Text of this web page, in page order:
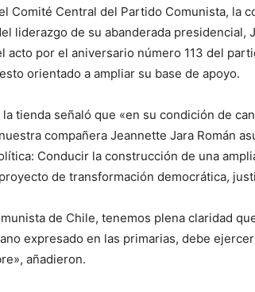
Comité Central del Partido Comunista, la
liderazgo de su abanderada presidencial,
acto por el aniversario número 113 del
orientado a ampliar su base de apoyo.
la tienda señaló que «en su condición de
compañera Jeannette Jara Román
Conducir la construcción de una
de transformación democrática,
de Chile, tenemos plena claridad
expresado en las primarias, debe
añadieron.